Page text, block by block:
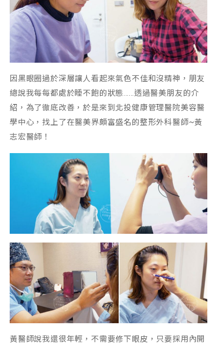
因黑眼圈過於深層讓人看起來氣色不佳和沒精神，朋友
總說我每每都處於睡不飽的狀態……透過醫美朋友的介
紹，為了徹底改善，於是來到北投健康管理醫院美容醫
學中心，找上了在醫美界頗富盛名的整形外科醫師~黃
志宏醫師！
黃醫師說我還很年輕，不需要修下眼皮，只要採用內開